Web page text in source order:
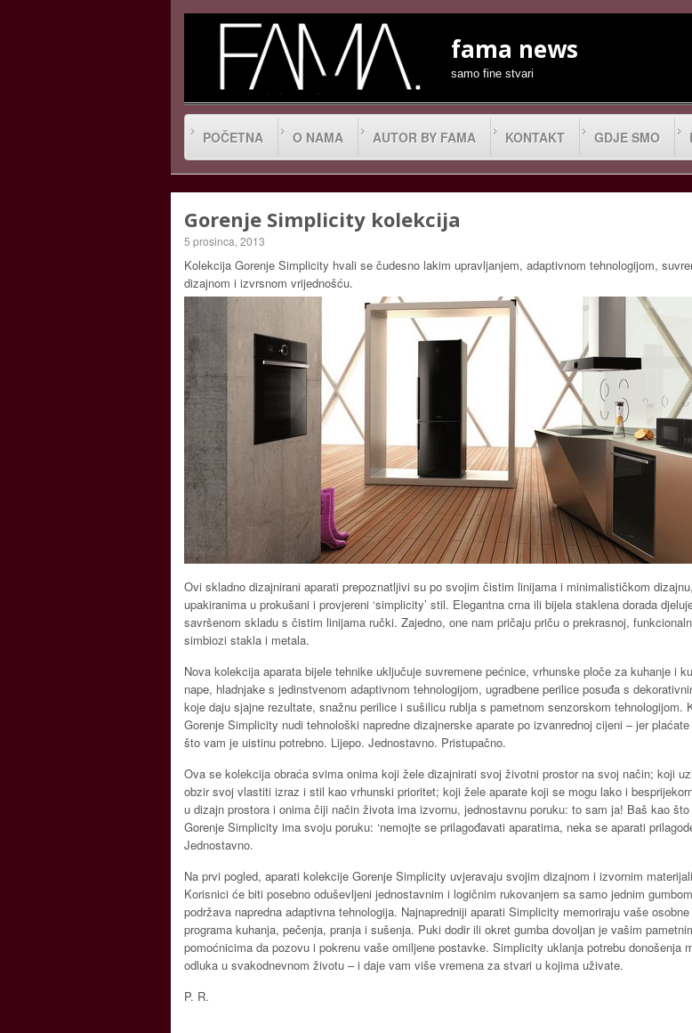
fama news
samo fine stvari
POČETNA O NAMA AUTOR BY FAMA KONTAKT GDJE SMO
Gorenje Simplicity kolekcija
5 prosinca, 2013
Kolekcija Gorenje Simplicity hvali se čudesno lakim upravljanjem, adaptivnom tehnologijom,
dizajnom i izvrsnom vrijednošću.
Ovi skladno dizajnirani aparati prepoznatljivi su po svojim čistim linijama i minimalističkom
upakiranima u prokušani i provjereni ‘simplicity’ stil. Elegantna crna ili bijela staklena dorada
savršenom skladu s čistim linijama ručki. Zajedno, one nam pričaju priču o prekrasnoj,
simbiozi stakla i metala.
Nova kolekcija aparata bijele tehnike uključuje suvremene pećnice, vrhunske ploče za kuhanje i
nape, hladnjake s jedinstvenom adaptivnom tehnologijom, ugradbene perilice posuđa s
koje daju sjajne rezultate, snažnu perilice i sušilicu rublja s pametnom senzorskom tehnologijom.
Gorenje Simplicity nudi tehnološki napredne dizajnerske aparate po izvanrednoj cijeni – jer
što vam je uistinu potrebno. Lijepo. Jednostavno. Pristupačno.
Ova se kolekcija obraća svima onima koji žele dizajnirati svoj životni prostor na svoj način; koji
obzir svoj vlastiti izraz i stil kao vrhunski prioritet; koji žele aparate koji se mogu lako i
u dizajn prostora i onima čiji način života ima izvornu, jednostavnu poruku: to sam ja! Baš kao
Gorenje Simplicity ima svoju poruku: ‘nemojte se prilagođavati aparatima, neka se aparati
Jednostavno.
Na prvi pogled, aparati kolekcije Gorenje Simplicity uvjeravaju svojim dizajnom i izvornim
Korisnici će biti posebno oduševljeni jednostavnim i logičnim rukovanjem sa samo jednim
podržava napredna adaptivna tehnologija. Najnapredniji aparati Simplicity memoriraju vaše
programa kuhanja, pečenja, pranja i sušenja. Puki dodir ili okret gumba dovoljan je vašim
pomoćnicima da pozovu i pokrenu vaše omiljene postavke. Simplicity uklanja potrebu donošenja
odluka u svakodnevnom životu – i daje vam više vremena za stvari u kojima uživate.
P. R.